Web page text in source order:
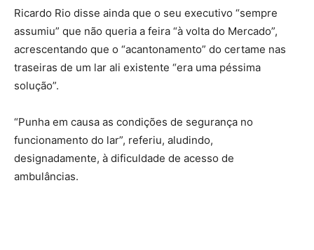
Ricardo Rio disse ainda que o seu executivo “sempre
assumiu” que não queria a feira “à volta do Mercado”,
acrescentando que o “acantonamento” do certame nas
traseiras de um lar ali existente “era uma péssima
solução”.
“Punha em causa as condições de segurança no
funcionamento do lar”, referiu, aludindo,
designadamente, à dificuldade de acesso de
ambulâncias.